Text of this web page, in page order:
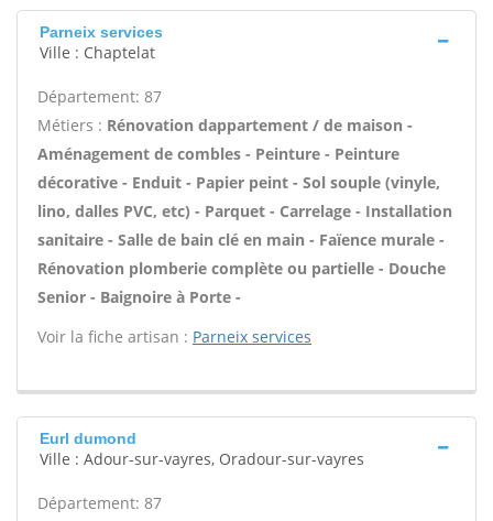
Parneix services
Ville : Chaptelat
Département: 87
Métiers : Rénovation dappartement / de maison -
Aménagement de combles - Peinture - Peinture
décorative - Enduit - Papier peint - Sol souple (vinyle,
lino, dalles PVC, etc) - Parquet - Carrelage - Installation
sanitaire - Salle de bain clé en main - Faïence murale -
Rénovation plomberie complète ou partielle - Douche
Senior - Baignoire à Porte -
Voir la fiche artisan : Parneix services
Eurl dumond
Ville : Adour-sur-vayres, Oradour-sur-vayres
Département: 87